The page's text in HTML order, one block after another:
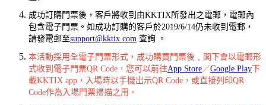
成功訂購門票後，客戶將收到由KKTIX所發出之電郵，電郵內
包含電子門票。如成功訂購的客戶於2019/6/14仍未收到電郵，
請發電郵至support@kktix.com 查詢 。
本活動採用全電子門票形式，成功購買門票後﹐閣下會以電郵形
式收到電子門票QR Code，您可以前往App Store ／Google Play 下
載KKTIX app，入場時以手機出示QR Code，或直接列印QR
Code作為入場門票掃描之用。